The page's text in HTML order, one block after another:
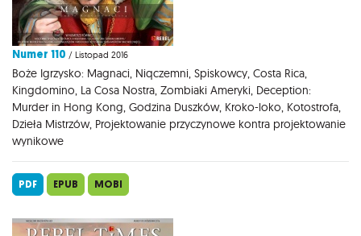
Numer 110 / Listopad 2016
Boże Igrzysko: Magnaci, Niqczemni, Spiskowcy, Costa Rica,
Kingdomino, La Cosa Nostra, Zombiaki Ameryki, Deception:
Murder in Hong Kong, Godzina Duszków, Kroko-loko, Kotostrofa,
Dzieła Mistrzów, Projektowanie przyczynowe kontra projektowanie
wynikowe
PDF EPUB MOBI